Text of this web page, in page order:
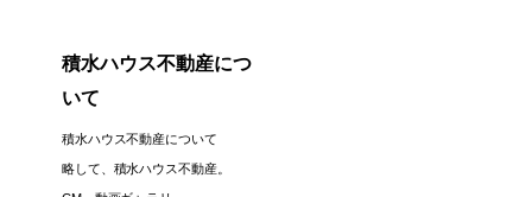
積水ハウス不動産につ
いて
積水ハウス不動産について
略して、積水ハウス不動産。